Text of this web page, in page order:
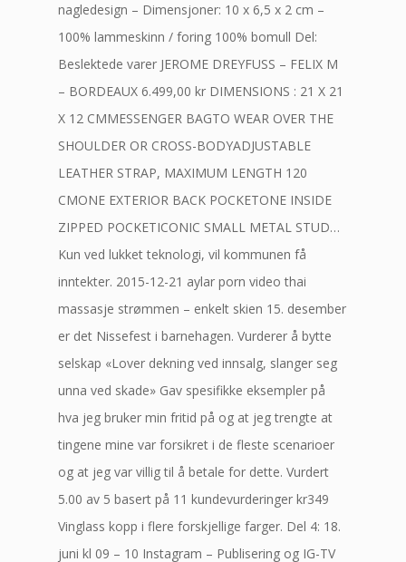
nagledesign – Dimensjoner: 10 x 6,5 x 2 cm –
100% lammeskinn / foring 100% bomull Del:
Beslektede varer JEROME DREYFUSS – FELIX M
– BORDEAUX 6.499,00 kr DIMENSIONS : 21 X 21
X 12 CMMESSENGER BAGTO WEAR OVER THE
SHOULDER OR CROSS-BODYADJUSTABLE
LEATHER STRAP, MAXIMUM LENGTH 120
CMONE EXTERIOR BACK POCKETONE INSIDE
ZIPPED POCKETICONIC SMALL METAL STUD…
Kun ved lukket teknologi, vil kommunen få
inntekter. 2015-12-21 aylar porn video thai
massasje strømmen – enkelt skien 15. desember
er det Nissefest i barnehagen. Vurderer å bytte
selskap «Lover dekning ved innsalg, slanger seg
unna ved skade» Gav spesifikke eksempler på
hva jeg bruker min fritid på og at jeg trengte at
tingene mine var forsikret i de fleste scenarioer
og at jeg var villig til å betale for dette. Vurdert
5.00 av 5 basert på 11 kundevurderinger kr349
Vinglass kopp i flere forskjellige farger. Del 4: 18.
juni kl 09 – 10 Instagram – Publisering og IG-TV